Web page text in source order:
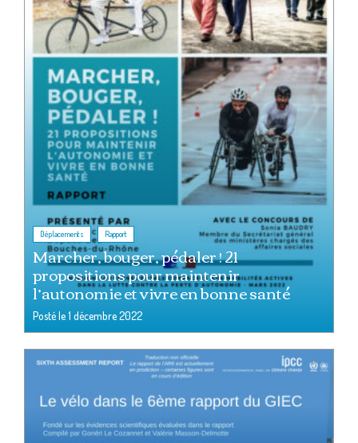
Déplacements , Rapport
Marcher, bouger, pédaler ! 21
propositions pour maintenir
l’autonomie et vivre en bonne santé
Posté le1 décembre 2022